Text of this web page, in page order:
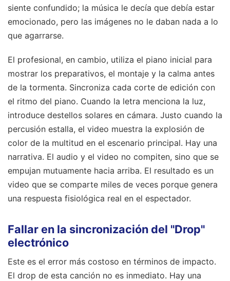
siente confundido; la música le decía que debía estar
emocionado, pero las imágenes no le daban nada a lo
que agarrarse.
El profesional, en cambio, utiliza el piano inicial para
mostrar los preparativos, el montaje y la calma antes
de la tormenta. Sincroniza cada corte de edición con
el ritmo del piano. Cuando la letra menciona la luz,
introduce destellos solares en cámara. Justo cuando la
percusión estalla, el video muestra la explosión de
color de la multitud en el escenario principal. Hay una
narrativa. El audio y el video no compiten, sino que se
empujan mutuamente hacia arriba. El resultado es un
video que se comparte miles de veces porque genera
una respuesta fisiológica real en el espectador.
Fallar en la sincronización del "Drop"
electrónico
Este es el error más costoso en términos de impacto.
El drop de esta canción no es inmediato. Hay una